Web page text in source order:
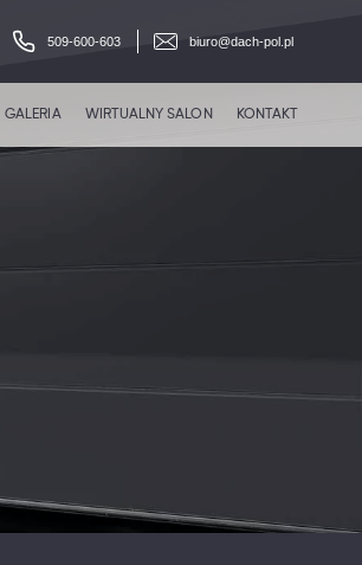
509-600-603 biuro@dach-pol.pl
GALERIA WIRTUALNY SALON KONTAKT